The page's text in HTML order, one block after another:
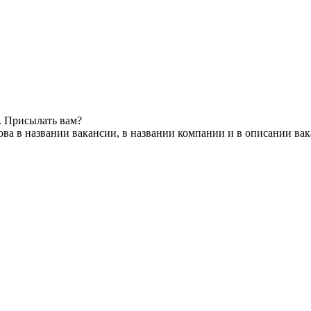
Присылать вам?
в названии вакансии, в названии компании и в описании